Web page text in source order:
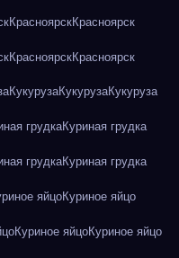
КрасноярскКрасноярск
КрасноярскКрасноярск
КукурузаКукурузаКукуруза
грудкаКуриная грудка
грудкаКуриная грудка
яйцоКуриное яйцо
Куриное яйцоКуриное яйцо